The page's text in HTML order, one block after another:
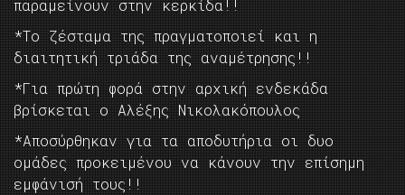
παραμείνουν στην κερκίδα!!
*Το ζέσταμα της πραγματοποιεί και η
διαιτητική τριάδα της αναμέτρησης!!
*Για πρώτη φορά στην αρχική ενδεκάδα
βρίσκεται ο Αλέξης Νικολακόπουλος
*Αποσύρθηκαν για τα αποδυτήρια οι δυο
ομάδες προκειμένου να κάνουν την επίσημη
εμφάνισή τους!!